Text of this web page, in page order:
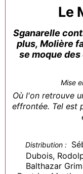
Le
Sganarelle
plus, Molière
se moque
Mise
Où l'on retrouve
effrontée. Tel est
Distribution :
Dubois,
Balthazar